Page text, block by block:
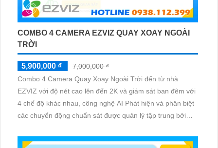
COMBO 4 CAMERA EZVIZ QUAY XOAY NGOÀI
TRỜI
5,900,000 ₫
7,000,000 ₫
Combo 4 Camera Quay Xoay Ngoài Trời đến từ nhà
EZVIZ với độ nét cao lên đến 2K và giám sát ban đêm với
4 chế độ khác nhau, công nghệ AI Phát hiện và phân biệt
các chuyển động chuẩn sát được quản lý tập trung bởi